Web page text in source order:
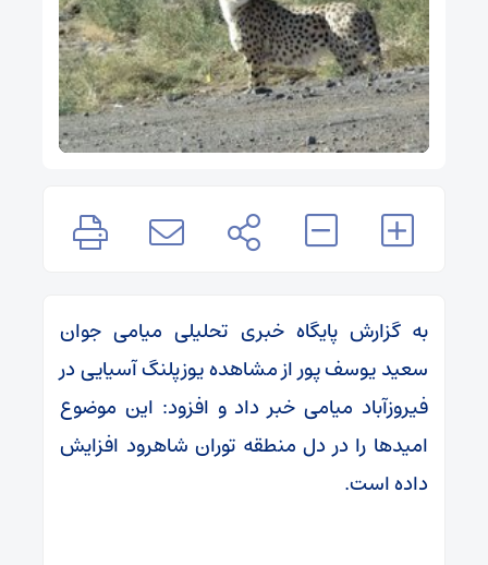
به گزارش پایگاه خبری تحلیلی میامی جوان
سعید یوسف پور از مشاهده یوزپلنگ آسیایی در
فیروزآباد میامی خبر داد و افزود: این موضوع
امیدها را در دل منطقه توران شاهرود افزایش
داده است.